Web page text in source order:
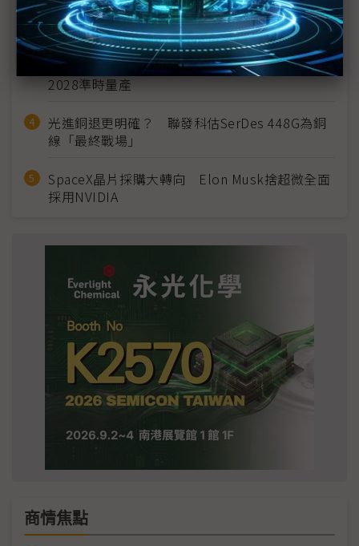
2027全年記憶體產能提前售罄 買家「祕而不
宣」只怕買不夠
英特爾EMIB良率達標 聯發科第2代ASIC產品
2028準時量產
光進銅退更明確？ 聯發科估SerDes 448G為銅
線「最終戰場」
SpaceX晶片採購大轉向 Elon Musk捨超微全面
採用NVIDIA
商情焦點